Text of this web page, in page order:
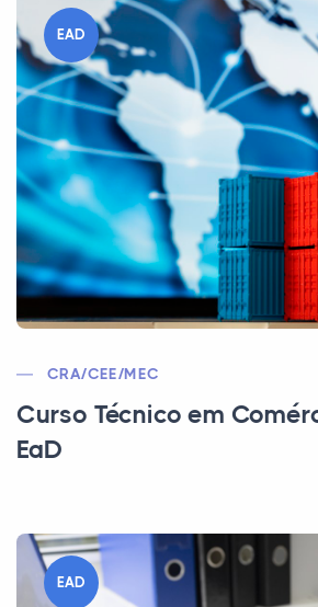
EAD
CRA/CEE/MEC
Curso Técnico em
EaD
EAD